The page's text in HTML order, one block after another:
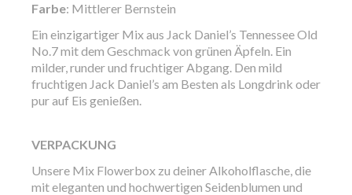
Farbe: Mittlerer Bernstein
Ein einzigartiger Mix aus Jack Daniel’s Tennessee Old
No.7 mit dem Geschmack von grünen Äpfeln. Ein
milder, runder und fruchtiger Abgang. Den mild
fruchtigen Jack Daniel’s am Besten als Longdrink oder
pur auf Eis genießen.
VERPACKUNG
Unsere Mix Flowerbox zu deiner Alkoholflasche, die
mit eleganten und hochwertigen Seidenblumen und